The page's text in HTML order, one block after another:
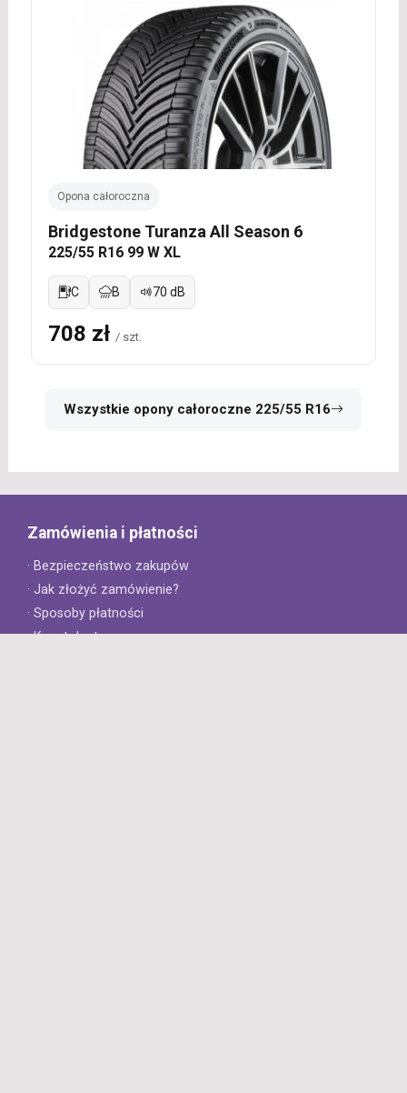
Opona całoroczna
Bridgestone Turanza All Season 6
225/55 R16 99 W XL
C B 70 dB
708 zł / szt.
Wszystkie opony całoroczne 225/55 R16
Zamówienia i płatności
· Bezpieczeństwo zakupów
· Jak złożyć zamówienie?
· Sposoby płatności
· Koszt dostawy